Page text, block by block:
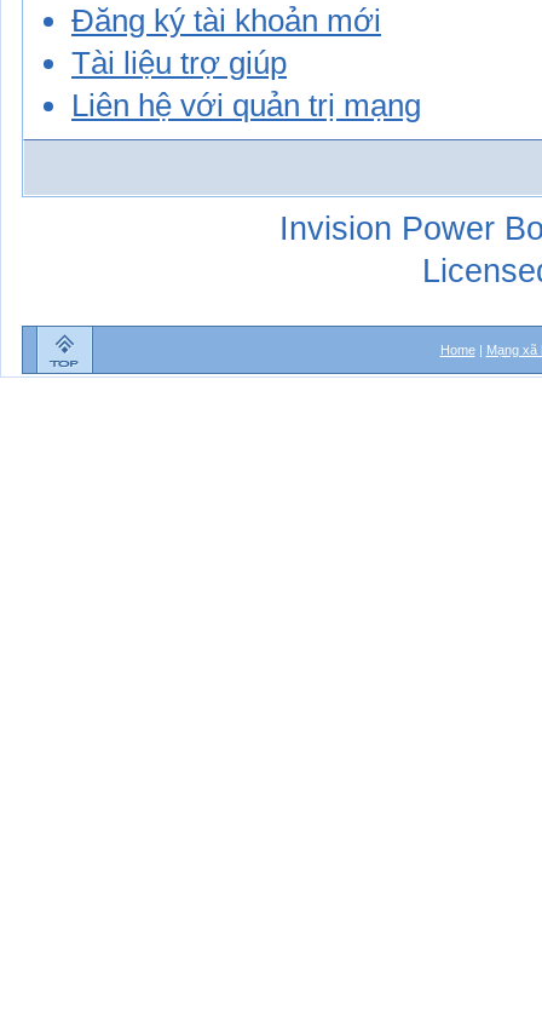
Đăng ký tài khoản mới
Tài liệu trợ giúp
Liên hệ với quản trị mạng
Invision Power
Home| Mạng xã